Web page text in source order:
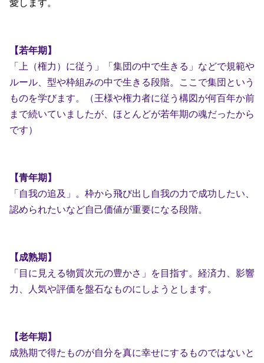
愛します。
【若年期】
「上（権力）に従う」「集団の中で生きる」などで規範や
ルール、型や枠組みの中で生きる段階。ここで集団という
ものを学びます。（王様や権力者に従う構図が何百年か前
まで続いていましたが、ほとんどが若年期の魂だったから
です）
【青年期】
「自我の追及」。枠から飛び出し自我の力で成功したい、
認められたいなど自己価値が重要になる段階。
【成熟期】
「目に見える物質次元の豊かさ」を目指す。経済力、影響
力、人気や評価を盤石なものにしようとします。
【老年期】
成熟期で得たものが自分を真に幸せにするものではないと